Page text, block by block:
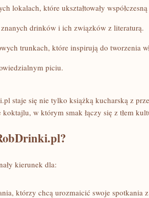
lokalach, które ukształtowały
drinków i ich związków z literaturą.
trunkach, które inspirują do tworzenia
piciu.
staje się nie tylko książką kucharską z
w którym smak łączy się z tłem
kierunek dla:
którzy chcą urozmaicić swoje spotkania